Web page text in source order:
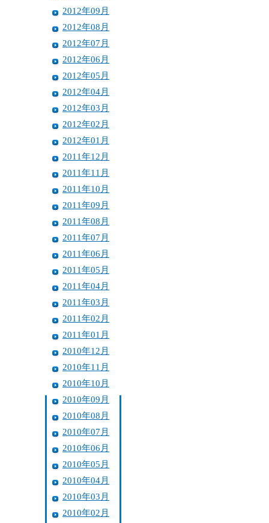
2012年09月
2012年08月
2012年07月
2012年06月
2012年05月
2012年04月
2012年03月
2012年02月
2012年01月
2011年12月
2011年11月
2011年10月
2011年09月
2011年08月
2011年07月
2011年06月
2011年05月
2011年04月
2011年03月
2011年02月
2011年01月
2010年12月
2010年11月
2010年10月
2010年09月
2010年08月
2010年07月
2010年06月
2010年05月
2010年04月
2010年03月
2010年02月